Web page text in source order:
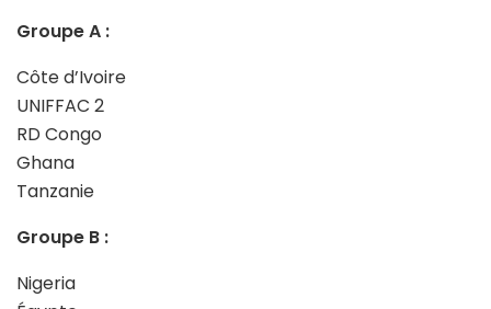
Groupe A :
Côte d’Ivoire
UNIFFAC 2
RD Congo
Ghana
Tanzanie
Groupe B :
Nigeria